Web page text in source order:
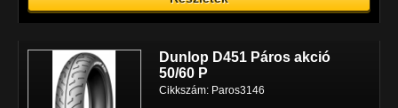
Dunlop D451 Páros akció
50/60 P
Cikkszám: Paros3146